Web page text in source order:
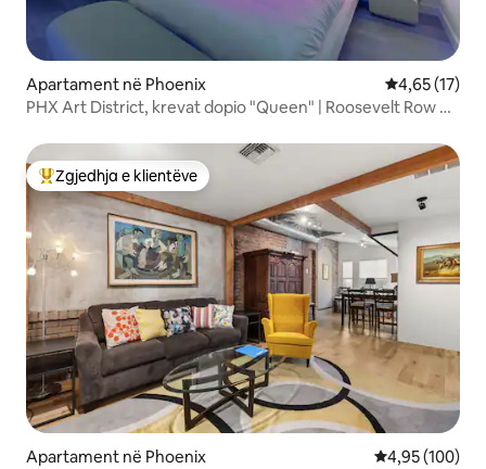
Apartament në Phoenix Vlerësimi
4,65 (17)
PHX Art District, krevat dopio "Queen" | Roosevelt Row &
Më të mirat e zgjedhjeve të klientëve
Zgjedhja e klientëve
Apartament në Phoenix Vlerësimi
4,95 (100)